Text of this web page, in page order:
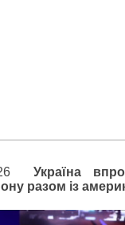
Україна
разом із